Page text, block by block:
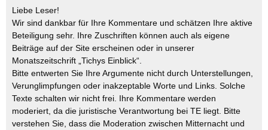
Liebe Leser!
Wir sind dankbar für Ihre Kommentare und schätzen Ihre aktive
Beteiligung sehr. Ihre Zuschriften können auch als eigene
Beiträge auf der Site erscheinen oder in unserer
Monatszeitschrift „Tichys Einblick“.
Bitte entwerten Sie Ihre Argumente nicht durch Unterstellungen,
Verunglimpfungen oder inakzeptable Worte und Links. Solche
Texte schalten wir nicht frei. Ihre Kommentare werden
moderiert, da die juristische Verantwortung bei TE liegt. Bitte
verstehen Sie, dass die Moderation zwischen Mitternacht und